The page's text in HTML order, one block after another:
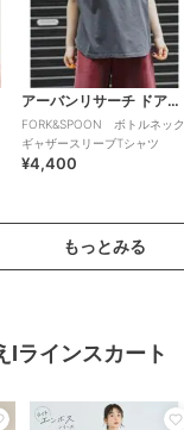
アーバンリサーチ ドアーズ
FORK&SPOON ボトルネック
ギャザースリーブTシャツ
¥4,400
もっとみる
Iラインスカート